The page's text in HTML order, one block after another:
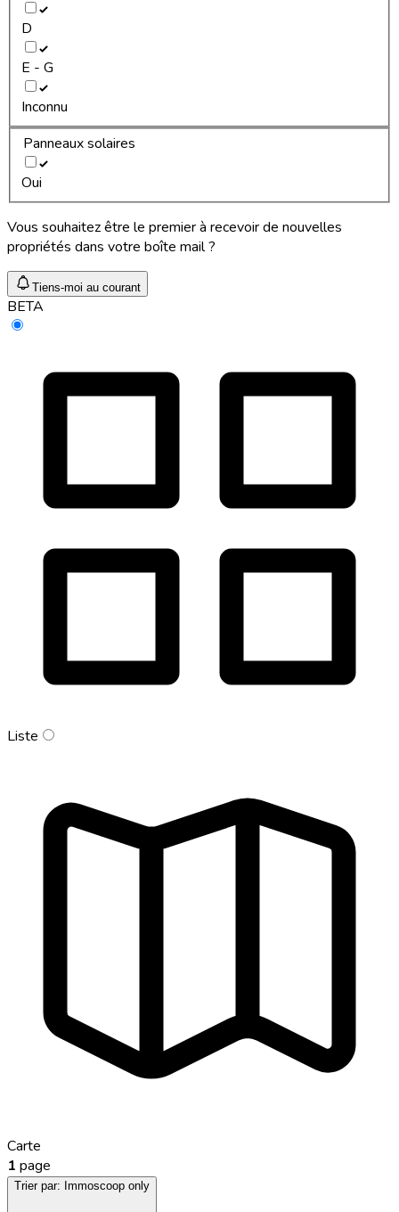
D
E - G
Inconnu
Panneaux solaires
Oui
Vous souhaitez être le premier à recevoir de nouvelles
propriétés dans votre boîte mail ?
Tiens-moi au courant
BETA
Liste
Carte
1 page
Trier par: Immoscoop only